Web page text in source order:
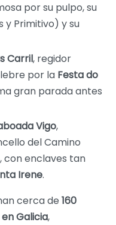
por su pulpo, su
y Primitivo) y su
Carril, regidor
por la Festa do
gran parada antes
Vigo,
del Camino
con enclaves tan
Irene.
cerca de 160
Galicia,